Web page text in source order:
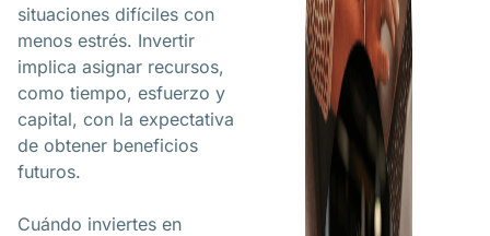
situaciones difíciles con
menos estrés. Invertir
implica asignar recursos,
como tiempo, esfuerzo y
capital, con la expectativa
de obtener beneficios
futuros.
Cuándo inviertes en